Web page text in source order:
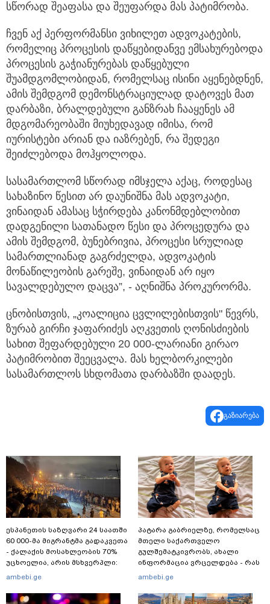
სწორად შეაფასა და შეუფარდა მას პატიმრობა.
ჩვენ აქ პერფორმანსი ვიხილეთ ადვოკატების,
რომელიც პროცესის დაწყებიდანვე ემსახურებოდა
პროცესის გაჭიანურებას დაწყებული
შუამდგომლობიდან, რომელსაც ისინი აყენებდნენ,
ამის შემდგომ დემონსტრაციულად დატოვეს მათ
დარბაზი, ბრალდებული განზრახ ჩააყენეს ამ
მდგომარეობაში მიუხედავად იმისა, რომ
იურისტები არიან და იაზრებენ, რა შედეგი
შეიძლებოდა მოჰყოლოდა.
სასამართლომ სწორად იმსჯელა აქაც, როდესაც
სახაზინო წესით არ დაუნიშნა მას ადვოკატი,
ვინაიდან ამასაც სჭირდება კანონმდებლობით
დადგენილი სათანადო წესი და პროცედურა და
ამის შემდგომ, ბუნებრივია, პროცესი სრულიად
სამართლიანად გაგრძელდა, ადვოკატის
მონაწილეობის გარეშე, ვინაიდან არ იყო
სავალდებულო დაცვა”, - აღნიშნა პროკურორმა.
ცნობისთვის, „კოალიცია ცვლილებისთვის" წევრს,
ზურაბ გირჩი ჯაფარიძეს აღკვეთის ღონისძიების
სახით შეფარდებული 20 000-ლარიანი გირაო
პატიმრობით შეეცვალა. მას ხელბორკილები
სასამართლოს სხდომათა დარბაზში დაადეს.
გაზიარება
ესპანეთის საზღვარი 24 საათში
60 000-მა მიგრანტმა გადაკვეთა
- ქალაქის მოსახლეობის 70%
უცხოელია, არის მსხვერპლი:
ბოლო ცნობები სეუტადან,
გასვლის ეშინიათ
ambebi.ge
პატარა გაბრიელზე, რომელსაც
მთელი საქართველო
გულშემატკივრობს, ახალი
ინფორმაცია ვრცელდება - რას
წერს ბიჭუნას დედა?
ambebi.ge